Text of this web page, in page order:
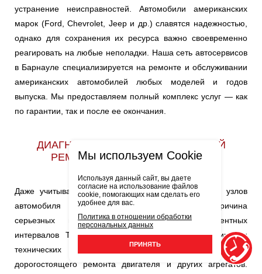
устранение неисправностей. Автомобили американских
марок (Ford, Chevrolet, Jeep и др.) славятся надежностью,
однако для сохранения их ресурса важно своевременно
реагировать на любые неполадки. Наша сеть автосервисов
в Барнауле специализируется на ремонте и обслуживании
американских автомобилей любых моделей и годов
выпуска. Мы предоставляем полный комплекс услуг — как
по гарантии, так и после ее окончания.
ДИАГНОСТИКА И СВОЕВРЕМЕННЫЙ
РЕМОНТ — ЗАЛОГ ЭКОНОМИИ
Даже учитывая продуманную конструкцию, ресурс узлов
автомобиля Шевроле ограничен. Частая причина
серьезных поломок — нарушение регламентных
интервалов ТО. Своевременная замена расходников и
технических жидкостей — лучшая профилактика
дорогостоящего ремонта двигателя и других агрегатов.
Мы используем Cookie
Используя данный сайт, вы даете
согласие на использование файлов
cookie, помогающих нам сделать его
удобнее для вас.
Политика в отношении обработки
персональных данных
ПРИНЯТЬ